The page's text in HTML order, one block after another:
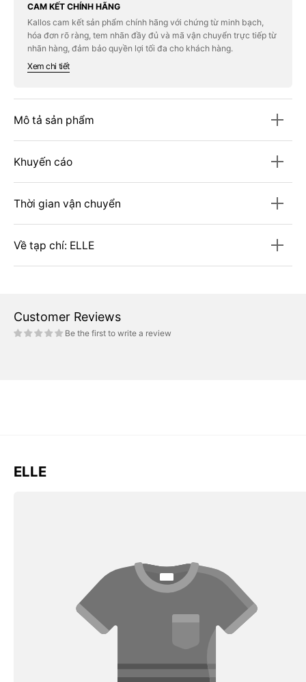
Chí
JAPON
(Japan)
#04.2026
COCONA
Chí
JAPON
(Japan)
#04.2026
CAM KẾT CHÍNH HÃNG
Kallos cam kết sản phẩm chính hãng với chứng từ minh bạch,
hóa đơn rõ ràng, tem nhãn đầy đủ và mã vận chuyển trực tiếp từ
nhãn hàng, đảm bảo quyền lợi tối đa cho khách hàng.
Xem chi tiết
Mô tả sản phẩm
Khuyến cáo
Thời gian vận chuyển
Về tạp chí: ELLE
Customer Reviews
Be the first to write a review
ELLE